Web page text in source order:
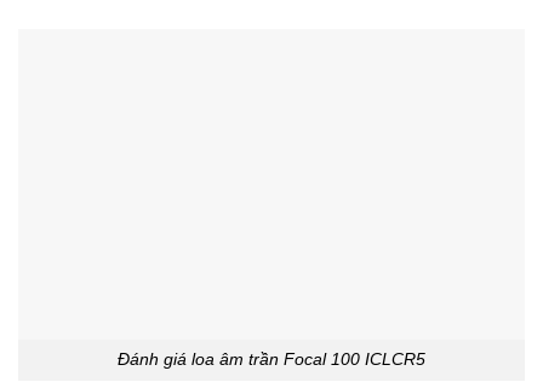
Đánh giá loa âm trần Focal 100 ICLCR5